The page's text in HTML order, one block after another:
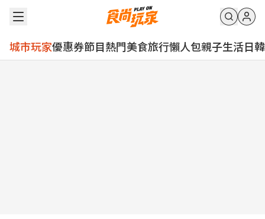
城市玩家優惠券節目熱門美食旅行懶人包親子生活日韓